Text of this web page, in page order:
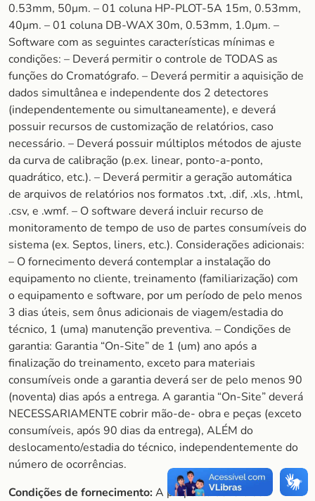
0.53mm, 50μm. – 01 coluna HP-PLOT-5A 15m, 0.53mm,
40μm. – 01 coluna DB-WAX 30m, 0.53mm, 1.0μm. –
Software com as seguintes características mínimas e
condições: – Deverá permitir o controle de TODAS as
funções do Cromatógrafo. – Deverá permitir a aquisição de
dados simultânea e independente dos 2 detectores
(independentemente ou simultaneamente), e deverá
possuir recursos de customização de relatórios, caso
necessário. – Deverá possuir múltiplos métodos de ajuste
da curva de calibração (p.ex. linear, ponto-a-ponto,
quadrático, etc.). – Deverá permitir a geração automática
de arquivos de relatórios nos formatos .txt, .dif, .xls, .html,
.csv, e .wmf. – O software deverá incluir recurso de
monitoramento de tempo de uso de partes consumíveis do
sistema (ex. Septos, liners, etc.). Considerações adicionais:
– O fornecimento deverá contemplar a instalação do
equipamento no cliente, treinamento (familiarização) com
o equipamento e software, por um período de pelo menos
3 dias úteis, sem ônus adicionais de viagem/estadia do
técnico, 1 (uma) manutenção preventiva. – Condições de
garantia: Garantia “On-Site” de 1 (um) ano após a
finalização do treinamento, exceto para materiais
consumíveis onde a garantia deverá ser de pelo menos 90
(noventa) dias após a entrega. A garantia “On-Site” deverá
NECESSARIAMENTE cobrir mão-de- obra e peças (exceto
consumíveis, após 90 dias da entrega), ALÉM do
deslocamento/estadia do técnico, independentemente do
número de ocorrências.
Condições de fornecimento:A proposta deverá ser